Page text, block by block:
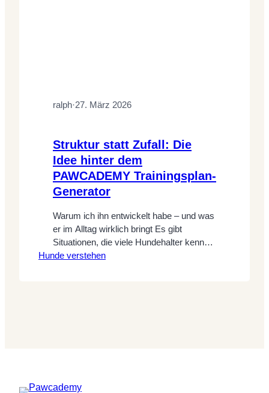
ralph·27. März 2026
Struktur statt Zufall: Die
Idee hinter dem
PAWCADEMY Trainingsplan-
Generator
Warum ich ihn entwickelt habe – und was
er im Alltag wirklich bringt Es gibt
Situationen, die viele Hundehalter kennen
– und ich auch aus meinem eigenen
Hunde verstehen